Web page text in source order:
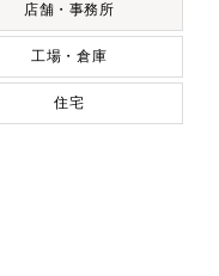
店舗・事務所
工場・倉庫
住宅